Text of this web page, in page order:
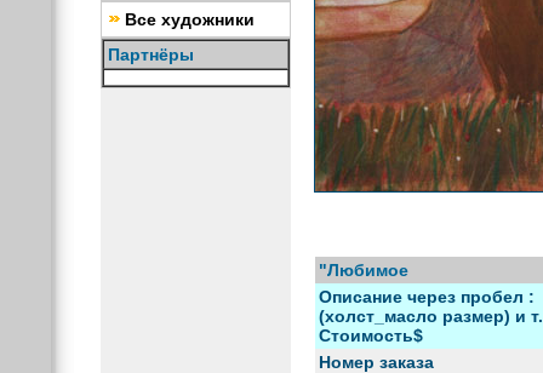
Все художники
Партнёры
"Любимое
Описание через пробел :
(холст_масло размер) и
Стоимость$
Номер заказа